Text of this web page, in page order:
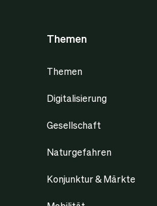
Themen
Themen
Digitalisierung
Gesellschaft
Naturgefahren
Konjunktur & Märkte